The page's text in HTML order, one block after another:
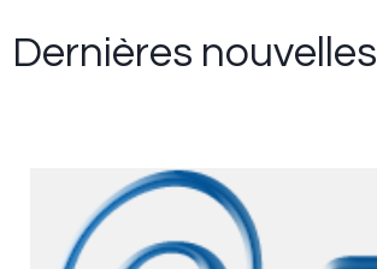
Dernières nouvelles